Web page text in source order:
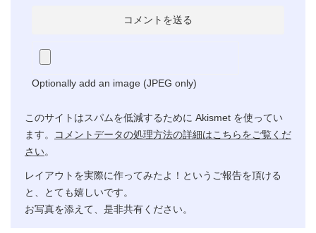
Optionally add an image (JPEG only)
このサイトはスパムを低減するために Akismet を使ってい
ます。
コメントデータの処理方法の詳細はこちらをご覧くだ
さい。
レイアウトを実際に作ってみたよ！というご報告を頂ける
と、とても嬉しいです。
お写真を添えて、是非共有ください。